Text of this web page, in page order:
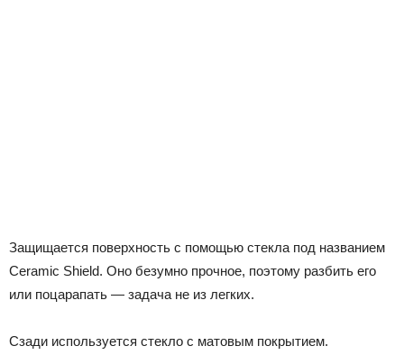
Защищается поверхность с помощью стекла под названием
Ceramic Shield. Оно безумно прочное, поэтому разбить его
или поцарапать — задача не из легких.
Сзади используется стекло с матовым покрытием.